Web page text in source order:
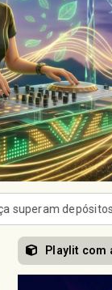
Candidatos
Playlit com